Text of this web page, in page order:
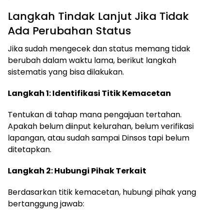
Langkah Tindak Lanjut Jika Tidak
Ada Perubahan Status
Jika sudah mengecek dan status memang tidak
berubah dalam waktu lama, berikut langkah
sistematis yang bisa dilakukan.
Langkah 1: Identifikasi Titik Kemacetan
Tentukan di tahap mana pengajuan tertahan.
Apakah belum diinput kelurahan, belum verifikasi
lapangan, atau sudah sampai Dinsos tapi belum
ditetapkan.
Langkah 2: Hubungi Pihak Terkait
Berdasarkan titik kemacetan, hubungi pihak yang
bertanggung jawab: